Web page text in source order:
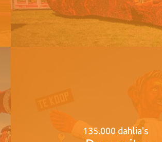
135.000 dahlia's